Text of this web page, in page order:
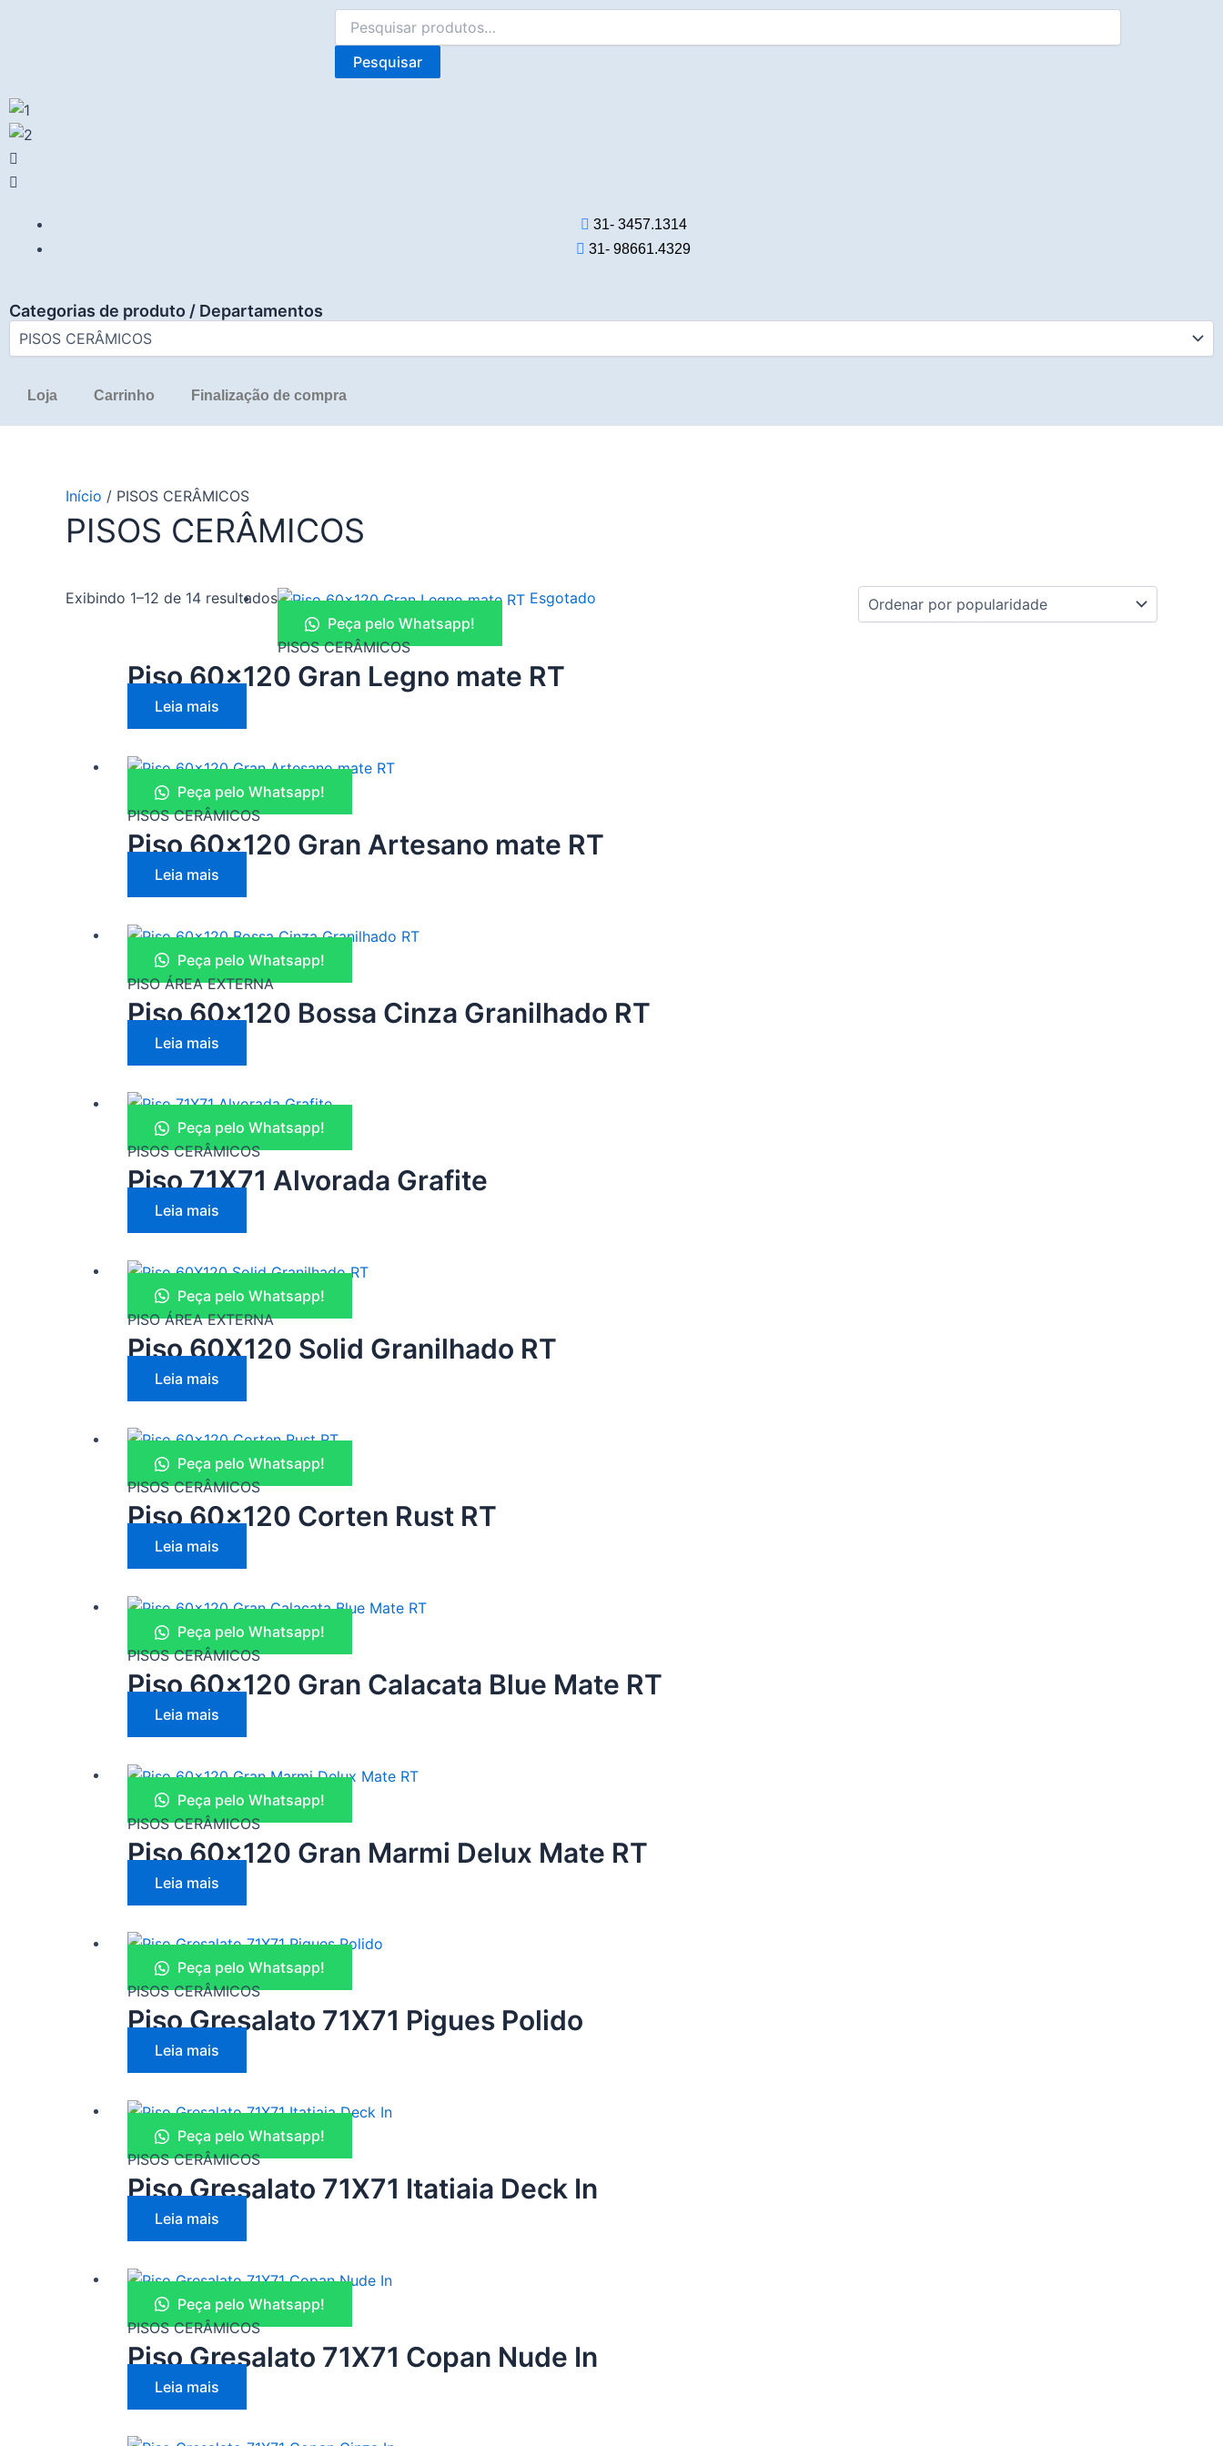
Pesquisar
por:
Pesquisar
31- 3457.1314
31- 98661.4329
Categorias de produto / Departamentos
Loja Carrinho Finalização de compra
Início / PISOS CERÂMICOS
PISOS CERÂMICOS
Exibindo 1–12 de 14 resultados
Classificado
popularidade
Esgotado
Peça pelo Whatsapp!
PISOS CERÂMICOS
Piso 60×120 Gran Legno mate RT
Leia mais
Peça pelo Whatsapp!
PISOS CERÂMICOS
Piso 60×120 Gran Artesano mate RT
Leia mais
Peça pelo Whatsapp!
PISO ÁREA EXTERNA
Piso 60×120 Bossa Cinza Granilhado RT
Leia mais
Peça pelo Whatsapp!
PISOS CERÂMICOS
Piso 71X71 Alvorada Grafite
Leia mais
Peça pelo Whatsapp!
PISO ÁREA EXTERNA
Piso 60X120 Solid Granilhado RT
Leia mais
Peça pelo Whatsapp!
PISOS CERÂMICOS
Piso 60×120 Corten Rust RT
Leia mais
Peça pelo Whatsapp!
PISOS CERÂMICOS
Piso 60×120 Gran Calacata Blue Mate RT
Leia mais
Peça pelo Whatsapp!
PISOS CERÂMICOS
Piso 60×120 Gran Marmi Delux Mate RT
Leia mais
Peça pelo Whatsapp!
PISOS CERÂMICOS
Piso Gresalato 71X71 Pigues Polido
Leia mais
Peça pelo Whatsapp!
PISOS CERÂMICOS
Piso Gresalato 71X71 Itatiaia Deck In
Leia mais
Peça pelo Whatsapp!
PISOS CERÂMICOS
Piso Gresalato 71X71 Copan Nude In
Leia mais